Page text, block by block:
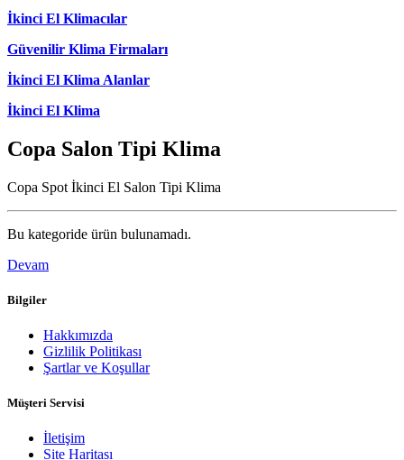
İkinci El Klimacılar
Güvenilir Klima Firmaları
İkinci El Klima Alanlar
İkinci El Klima
Copa Salon Tipi Klima
Copa Spot İkinci El Salon Tipi Klima
Bu kategoride ürün bulunamadı.
Devam
Bilgiler
Hakkımızda
Gizlilik Politikası
Şartlar ve Koşullar
Müşteri Servisi
İletişim
Site Haritası